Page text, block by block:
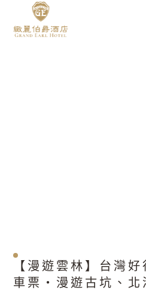
【漫遊雲林】台灣
車票・漫遊古坑、北